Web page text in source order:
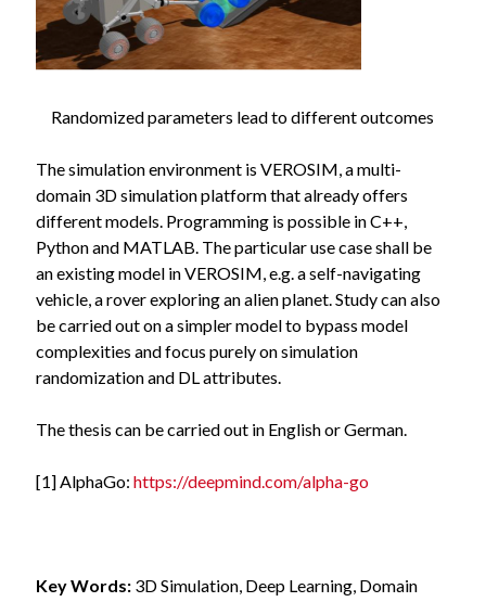
Randomized parameters lead to different outcomes
The simulation environment is VEROSIM, a multi-
domain 3D simulation platform that already offers
different models. Programming is possible in C++,
Python and MATLAB. The particular use case shall be
an existing model in VEROSIM, e.g. a self-navigating
vehicle, a rover exploring an alien planet. Study can also
be carried out on a simpler model to bypass model
complexities and focus purely on simulation
randomization and DL attributes.
The thesis can be carried out in English or German.
[1] AlphaGo: https://deepmind.com/alpha-go
Key Words:3D Simulation, Deep Learning, Domain